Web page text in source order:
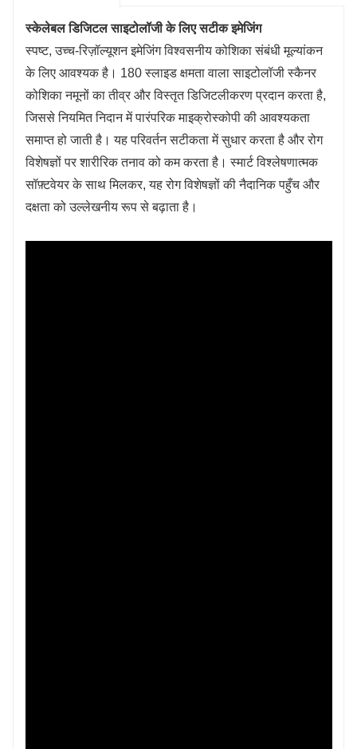
स्केलेबल डिजिटल साइटोलॉजी के लिए सटीक इमेजिंग
स्पष्ट, उच्च-रिज़ॉल्यूशन इमेजिंग विश्वसनीय कोशिका संबंधी मूल्यांकन
के लिए आवश्यक है। 180 स्लाइड क्षमता वाला साइटोलॉजी स्कैनर
कोशिका नमूनों का तीव्र और विस्तृत डिजिटलीकरण प्रदान करता है,
जिससे नियमित निदान में पारंपरिक माइक्रोस्कोपी की आवश्यकता
समाप्त हो जाती है। यह परिवर्तन सटीकता में सुधार करता है और रोग
विशेषज्ञों पर शारीरिक तनाव को कम करता है। स्मार्ट विश्लेषणात्मक
सॉफ़्टवेयर के साथ मिलकर, यह रोग विशेषज्ञों की नैदानिक ​​पहुँच और
दक्षता को उल्लेखनीय रूप से बढ़ाता है।